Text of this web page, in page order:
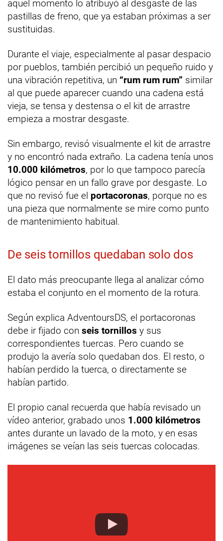
aquel momento lo atribuyó al desgaste de las
pastillas de freno, que ya estaban próximas a ser
sustituidas.
Durante el viaje, especialmente al pasar despacio
por pueblos, también percibió un pequeño ruido y
una vibración repetitiva, un “rum rum rum” similar
al que puede aparecer cuando una cadena está
vieja, se tensa y destensa o el kit de arrastre
empieza a mostrar desgaste.
Sin embargo, revisó visualmente el kit de arrastre
y no encontró nada extraño. La cadena tenía unos
10.000 kilómetros, por lo que tampoco parecía
lógico pensar en un fallo grave por desgaste. Lo
que no revisó fue el portacoronas, porque no es
una pieza que normalmente se mire como punto
de mantenimiento habitual.
De seis tornillos quedaban solo dos
El dato más preocupante llega al analizar cómo
estaba el conjunto en el momento de la rotura.
Según explica AdventoursDS, el portacoronas
debe ir fijado con seis tornillos y sus
correspondientes tuercas. Pero cuando se
produjo la avería solo quedaban dos. El resto, o
habían perdido la tuerca, o directamente se
habían partido.
El propio canal recuerda que había revisado un
vídeo anterior, grabado unos 1.000 kilómetros
antes durante un lavado de la moto, y en esas
imágenes se veían las seis tuercas colocadas.